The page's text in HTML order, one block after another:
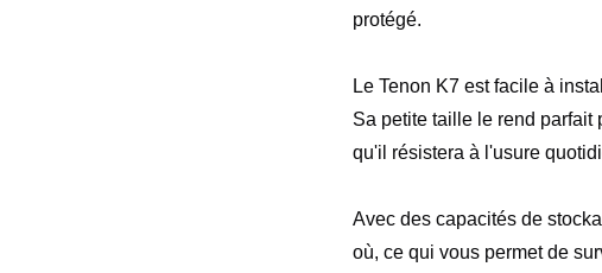
protégé.
Le Tenon K7 est facile à
Sa petite taille le rend parfait
qu'il résistera à l'usure
Avec des capacités de
où, ce qui vous permet de